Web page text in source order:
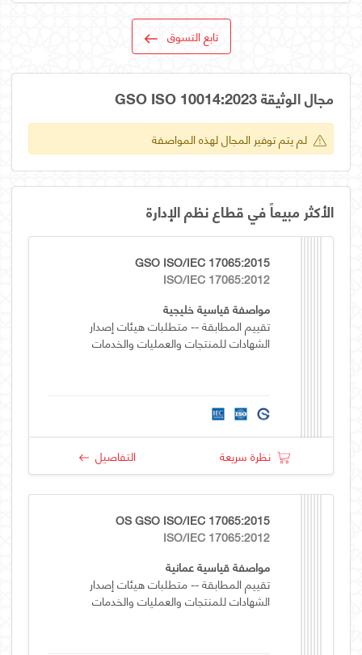
تابع التسوق
مجال الوثيقة GSO ISO 10014:2023
لم يتم توفير المجال لهذه المواصفة
الأكثر مبيعاً في قطاع نظم الإدارة
GSO ISO/IEC 17065:2015
ISO/IEC 17065:2012
مواصفة قياسية خليجية
تقييم المطابقة -- متطلبات هيئات إصدار
الشهادات للمنتجات والعمليات والخدمات
نظرة سريعة التفاصيل
OS GSO ISO/IEC 17065:2015
ISO/IEC 17065:2012
مواصفة قياسية عمانية
تقييم المطابقة -- متطلبات هيئات إصدار
الشهادات للمنتجات والعمليات والخدمات